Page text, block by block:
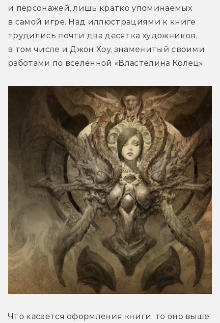
и персонажей, лишь кратко упоминаемых
в самой игре. Над иллюстрациями к книге
трудились почти два десятка художников,
в том числе и Джон Хоу, знаменитый своими
работами по вселенной «Властелина Колец».
Что касается оформления книги, то оно выше